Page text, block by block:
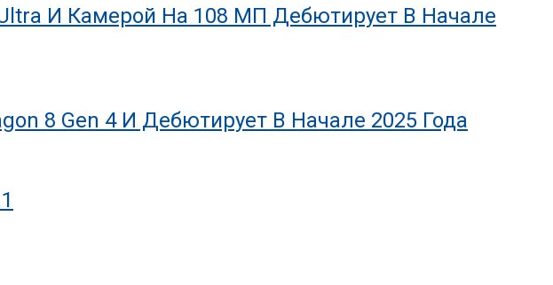
И Камерой На 108 МП Дебютирует В Начале
8 Gen 4 И Дебютирует В Начале 2025 Года